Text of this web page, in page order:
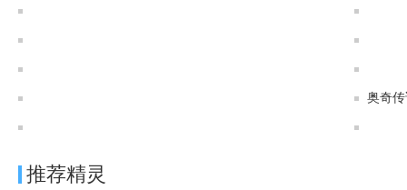
奥奇
推荐精灵